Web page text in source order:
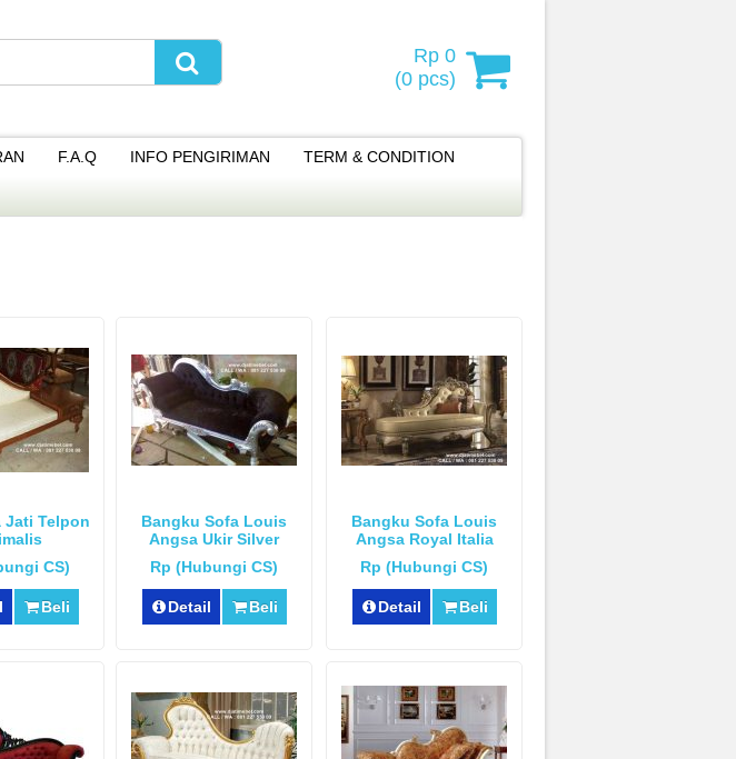
Rp 0
(0 pcs)
F.A.Q INFO PENGIRIMAN TERM & CONDITION
Jati Telpon
CS)
Beli
Bangku Sofa Louis
Angsa Ukir Silver
Rp (Hubungi CS)
Detail Beli
Bangku Sofa Louis
Angsa Royal Italia
Rp (Hubungi CS)
Detail Beli